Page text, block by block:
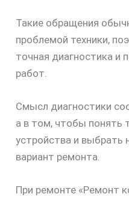
Такие обращения
проблемой техники,
точная диагностика и
работ.
Смысл диагностики
а в том, чтобы понять
устройства и выбрать
вариант ремонта.
При ремонте «Ремонт